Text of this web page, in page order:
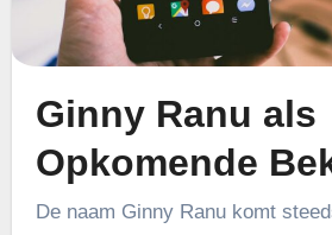
Ginny Ranu als
Opkomende
De naam Ginny Ranu komt steeds vaker voorbij op